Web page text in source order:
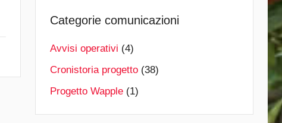
Categorie comunicazioni
Avvisi operativi (4)
Cronistoria progetto(38)
Progetto Wapple(1)